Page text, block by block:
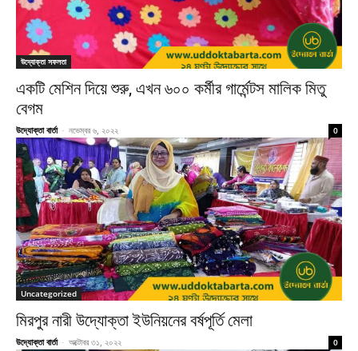
উদ্যোক্তা সফলতা
একটি মেশিন দিয়ে শুরু, এখন ৬০০ কর্মীর গার্মেন্টস মালিক মিতু
বেগম
উদ্যোক্তা বার্তা - নভেম্বর ৬, ২০২২ 0
Uncategorized
মিরপুর নারী উদ্যোক্তা ইউনিয়নের বর্ষপূর্তি মেলা
উদ্যোক্তা বার্তা - অক্টোবর ৩১, ২০২২ 0